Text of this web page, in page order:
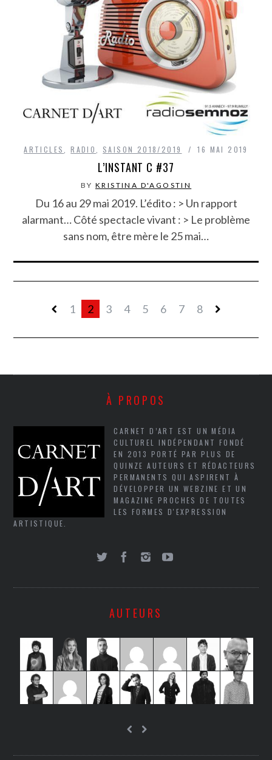
ARTICLES ,RADIO SAISON 2018/2019 16 MAI 2019
L’INSTANT C #37
BY KRISTINA D'AGOSTIN
Du 16 au 29 mai 2019. L’édito : > Un rapport
alarmant… Côté spectacle vivant : > Le problème
sans nom, être mère le 25 mai…
1 2 3 4 5 6 7 8
À PROPOS
CARNET D’ART EST UN MÉDIA
CULTUREL INDÉPENDANT FONDÉ
EN 2013 PORTÉ PAR PLUS DE
QUINZE AUTEURS ET RÉDACTEURS
PERMANENTS QUI ASPIRENT À
DÉVELOPPER UN WEBZINE ET UN
MAGAZINE PROCHES DE TOUTES
LES FORMES D'EXPRESSION
ARTISTIQUE.
AUTEURS